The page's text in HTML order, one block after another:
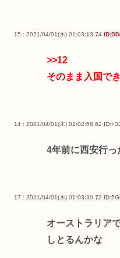
15 : 2021/04/01(木) 01:03:13.74
>>12
そのまま入国で
14 : 2021/04/01(木) 01:02:58.62
4年前に西安行
17 : 2021/04/01(木) 01:03:30.72
オーストラリア
しとるんかな